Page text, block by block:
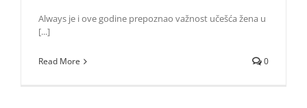
Always je i ove godine prepoznao važnost učešća žena u
[...]
Read More 0